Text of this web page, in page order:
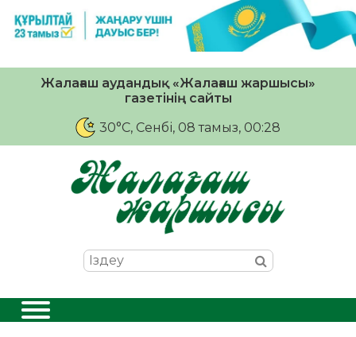
Жалағаш аудандық «Жалағаш жаршысы»
газетінің сайты
30°C, Сенбі, 08 тамыз, 00:28